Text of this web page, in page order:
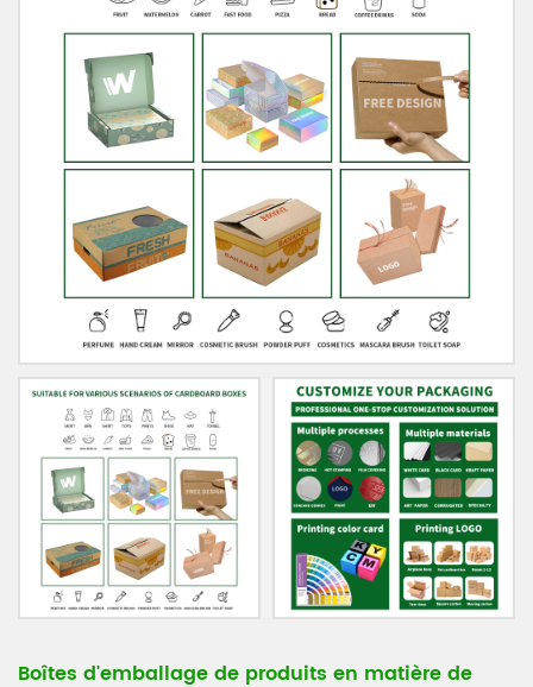
Boîtes d'emballage de produits en matière de